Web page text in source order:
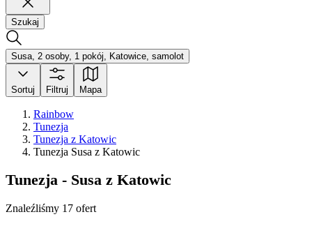
Szukaj
Susa, 2 osoby, 1 pokój, Katowice, samolot
Sortuj Filtruj Mapa
Rainbow
Tunezja
Tunezja z Katowic
Tunezja Susa z Katowic
Tunezja - Susa z Katowic
Znaleźliśmy 17 ofert